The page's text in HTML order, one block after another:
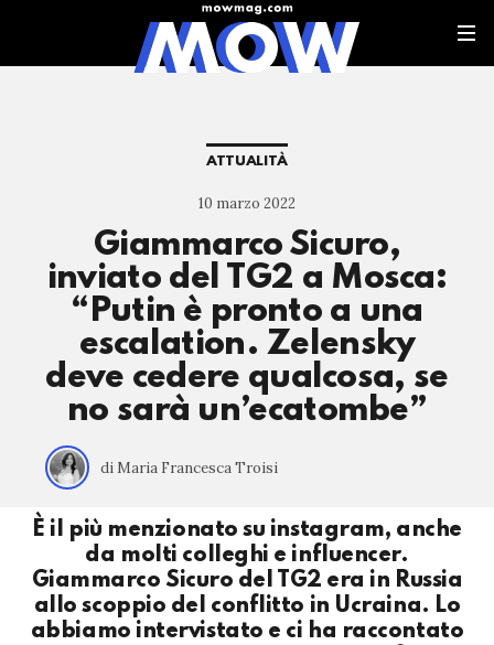
ATTUALITÀ
10 marzo 2022
Giammarco Sicuro,
inviato del TG2 a Mosca:
“Putin è pronto a una
escalation. Zelensky
deve cedere qualcosa, se
no sarà un’ecatombe”
di Maria Francesca Troisi
È il più menzionato su instagram, anche
da molti colleghi e influencer.
Giammarco Sicuro del TG2 era in Russia
allo scoppio del conflitto in Ucraina. Lo
abbiamo intervistato e ci ha raccontato